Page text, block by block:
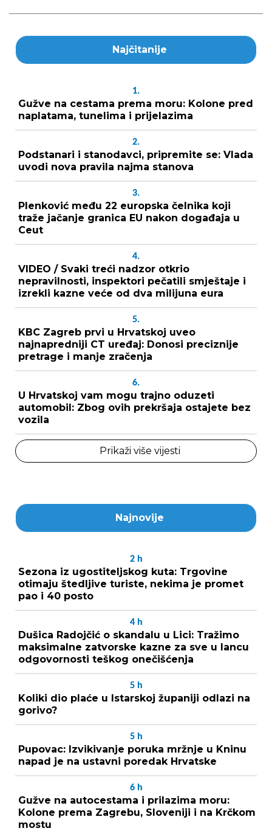
Najčitanije
1.
Gužve na cestama prema moru: Kolone pred
naplatama, tunelima i prijelazima
2.
Podstanari i stanodavci, pripremite se: Vlada
uvodi nova pravila najma stanova
3.
Plenković među 22 europska čelnika koji
traže jačanje granica EU nakon događaja u
Ceut
4.
VIDEO / Svaki treći nadzor otkrio
nepravilnosti, inspektori pečatili smještaje i
izrekli kazne veće od dva milijuna eura
5.
KBC Zagreb prvi u Hrvatskoj uveo
najnapredniji CT uređaj: Donosi preciznije
pretrage i manje zračenja
6.
U Hrvatskoj vam mogu trajno oduzeti
automobil: Zbog ovih prekršaja ostajete bez
vozila
Prikaži više vijesti
Najnovije
2 h
Sezona iz ugostiteljskog kuta: Trgovine
otimaju štedljive turiste, nekima je promet
pao i 40 posto
4 h
Dušica Radojčić o skandalu u Lici: Tražimo
maksimalne zatvorske kazne za sve u lancu
odgovornosti teškog onečišćenja
5 h
Koliki dio plaće u Istarskoj županiji odlazi na
gorivo?
5 h
Pupovac: Izvikivanje poruka mržnje u Kninu
napad je na ustavni poredak Hrvatske
6 h
Gužve na autocestama i prilazima moru:
Kolone prema Zagrebu, Sloveniji i na Krčkom
mostu